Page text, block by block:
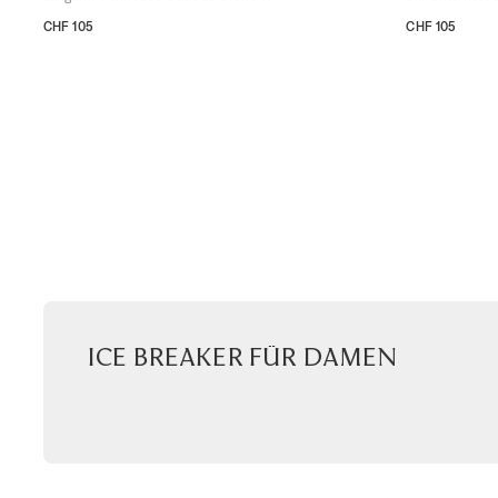
CHF 105
CHF 105
Ice Breaker für Damen